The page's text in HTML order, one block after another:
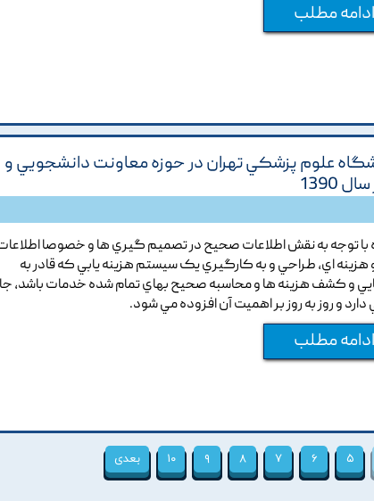
ادامه مطلب
علوم پزشکي تهران در حوزه معاونت دانشجويي و
با توجه به نقش اطلاعات صحيح در تصميم گيري ها و خصوصا
هزينه اي, طراحي و به کارگيري يک سيستم هزينه يابي که قادر به
و کشف هزينه ها و محاسبه صحيح بهاي تمام شده خدمات باشد,
و روز به روز بر اهميت آن افزوده مي شود.
ادامه مطلب
۵ ۶ ۷ ۸ ۹ ۱۰ بعدی